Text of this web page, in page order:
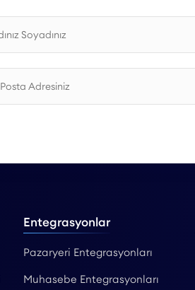
Entegrasyonlar
Pazaryeri Entegrasyonları
Muhasebe Entegrasyonları